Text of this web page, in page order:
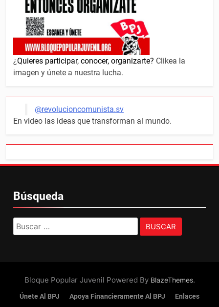
¿Quieres participar, conocer, organizarte? Clikea la
imagen y únete a nuestra lucha.
@revolucioncomunista.sv
En video las ideas que transforman al mundo.
Búsqueda
Buscar:
Bloque Popular Juvenil Powered By BlazeThemes.
Únete Al BPJ Apoya Financieramente Al BPJ Enlaces